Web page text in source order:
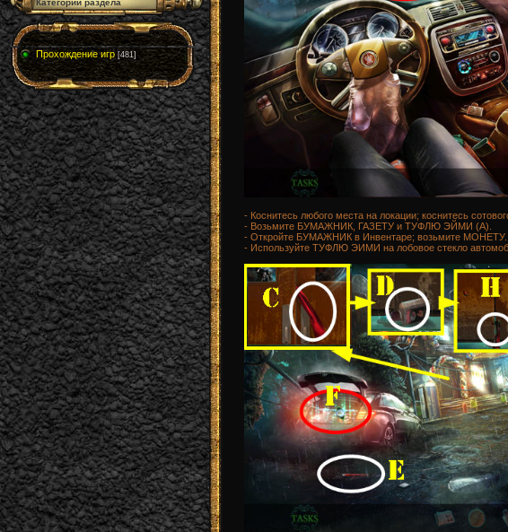
Категории раздела
Прохождение игр [481]
- Коснитесь любого места на локации; коснитесь
- Возьмите БУМАЖНИК, ГАЗЕТУ и ТУФЛЮ ЭЙМИ (А).
- Откройте БУМАЖНИК в Инвентаре; возьмите МОНЕТУ.
- Используйте ТУФЛЮ ЭИМИ на лобовое стекло